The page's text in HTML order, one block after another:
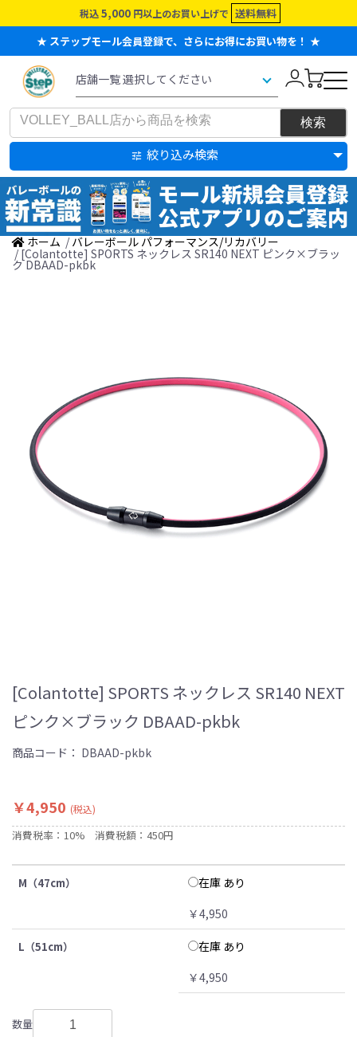
税込 5,000 円以上のお買い上げで 送料無料
★ ステップモール会員登録で、さらにお得にお買い物を！ ★
絞り込み検索
ホーム / バレーボール パフォーマンス/リカバリー
/ [Colantotte] SPORTS ネックレス SR140 NEXT ピンク×ブラッ
ク DBAAD-pkbk
[Colantotte] SPORTS ネックレス SR140 NEXT
ピンク×ブラック DBAAD-pkbk
商品コード： DBAAD-pkbk
￥4,950 (税込)
消費税率：10% 消費税額：450円
M（47cm）
在庫 あり
￥4,950
L（51cm）
在庫 あり
￥4,950
数量